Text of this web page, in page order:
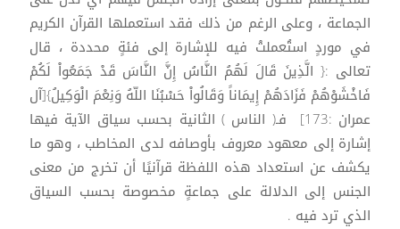
الجماعة ، وعلى الرغم من ذلك فقد استعملها القرآن الكريم
في موردٍ استُعملتْ فيه للإشارة إلى فئةٍ محددة ، قال
تعالى :{ الَّذِينَ قَالَ لَهُمُ النَّاسُ إِنَّ النَّاسَ قَدْ جَمَعُواْ لَكُمْ
فَاخْشَوْهُمْ فَزَادَهُمْ إِيمَاناً وَقَالُواْ حَسْبُنَا اللّهُ وَنِعْمَ الْوَكِيلُ}[آل
عمران :173] فـ( الناس ) الثانية بحسب سياق الآية فيها
إشارة إلى معهود معروف بأوصافه لدى المخاطب ، وهو ما
يكشف عن استعداد هذه اللفظة قرآنيًا أن تخرج من معنى
الجنس إلى الدلالة على جماعةٍ مخصوصة بحسب السياق
الذي ترد فيه .